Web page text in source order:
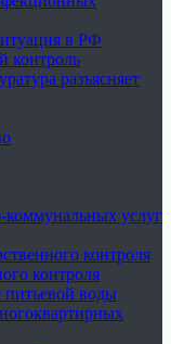
в РФ
контроль
разъясняет
услуг
контроля
контроля
питьевой воды